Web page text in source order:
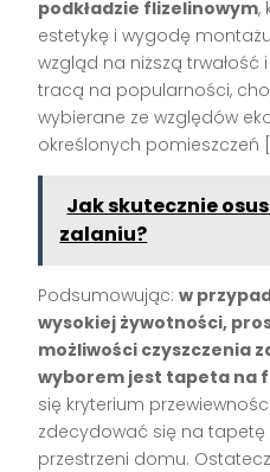
podkładzie flizelinowym,
estetykę i wygodę
wzgląd na niższą
tracą na popularności,
wybierane ze względów
określonych pomieszczeń
Jak skutecznie
zalaniu?
Podsumowując:w
wysokiej żywotności,
możliwości czyszczenia
wyborem jest tapeta na
się kryterium
zdecydować się na
przestrzeni domu.